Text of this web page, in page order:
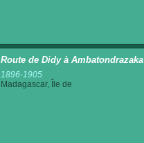
Route de Didy à Ambatondrazaka
1896-1905
Madagascar, Île de